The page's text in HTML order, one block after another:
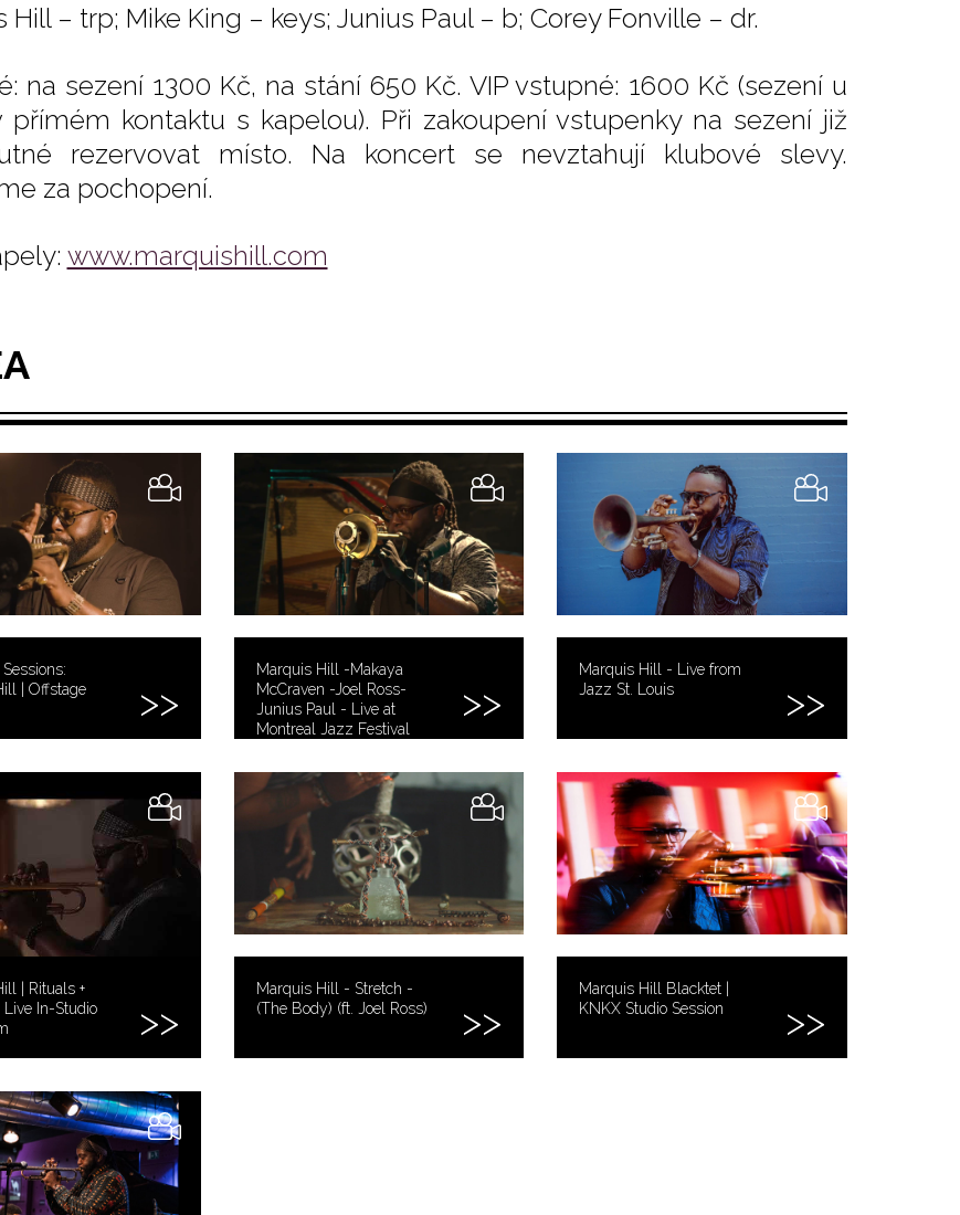
Hill – trp; Mike King – keys; Junius Paul – b; Corey Fonville – dr.
na sezení 1300 Kč, na stání 650 Kč. VIP vstupné: 1600 Kč (sezení u
přímém kontaktu s kapelou). Při zakoupení vstupenky na sezení již
rezervovat místo. Na koncert se nevztahují klubové slevy.
za pochopení.
www.marquishill.com
| Offstage
Marquis Hill -Makaya
McCraven -Joel Ross-
Junius Paul - Live at
Montreal Jazz Festival
Marquis Hill - Live from
Jazz St. Louis
| Rituals +
Live In-Studio
Marquis Hill - Stretch -
(The Body) (ft. Joel Ross)
Marquis Hill Blacktet |
KNKX Studio Session